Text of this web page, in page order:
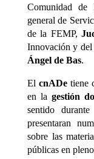
Comunidad de
general de
de la FEMP,
Innovación y
Ángel de Bas.
El cnADe tiene
en la gestión
sentido
presentaran
sobre las
públicas en